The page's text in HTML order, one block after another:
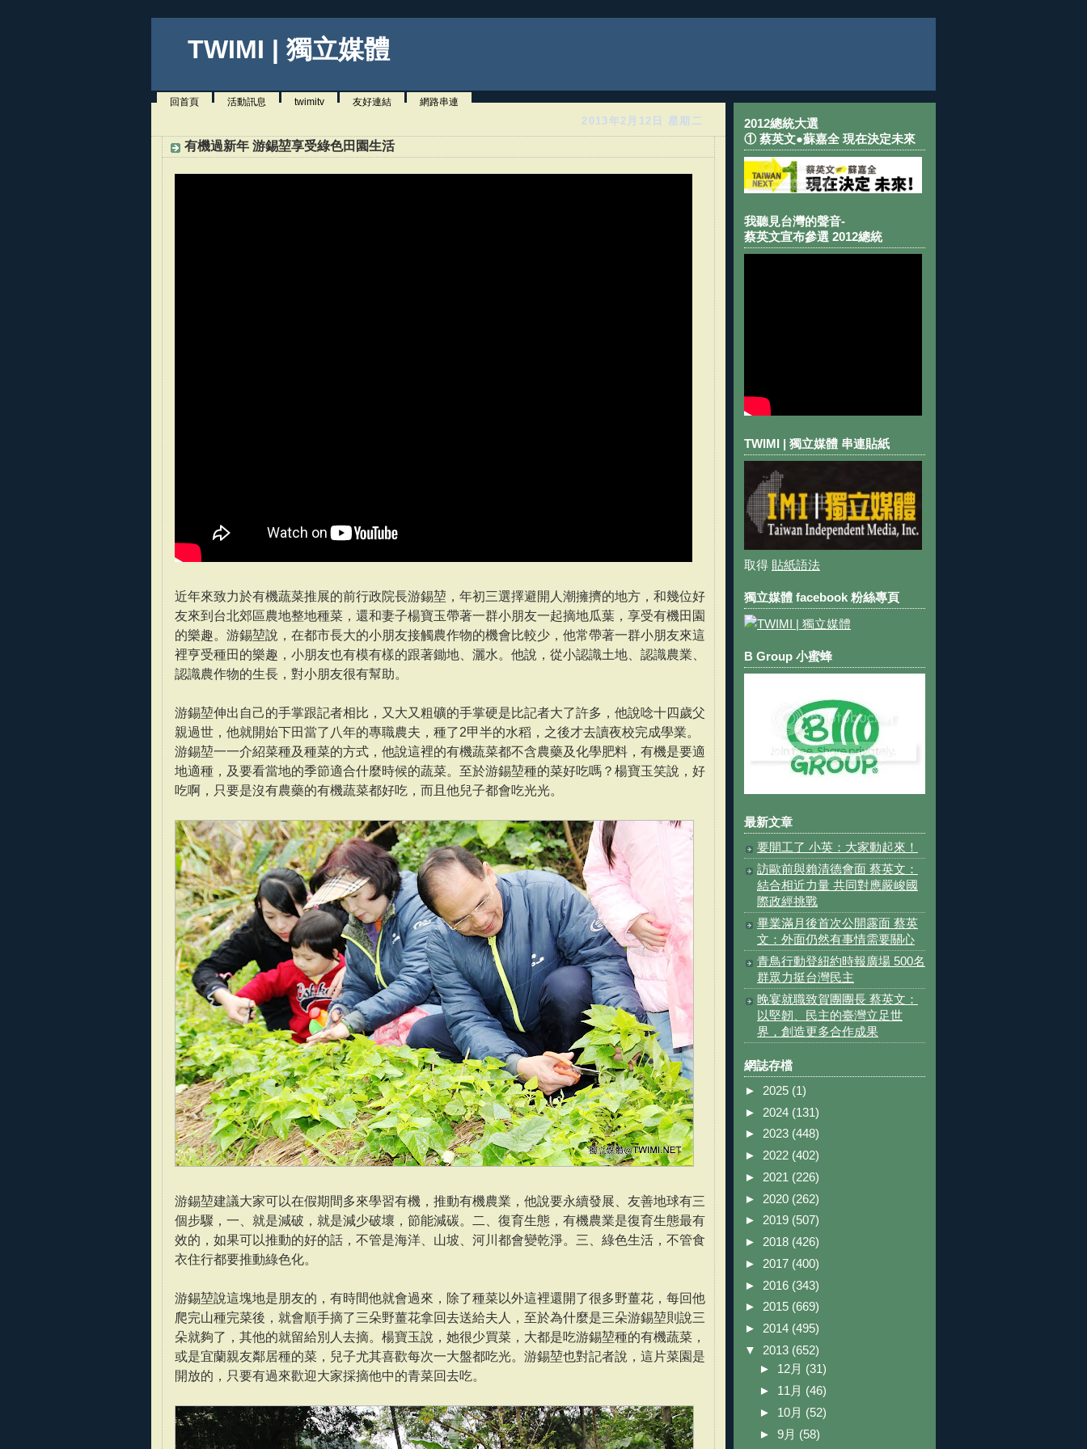
TWIMI | 獨立媒體
回首頁 活動訊息 twimitv 友好連結 網路串連
2013年2月12日 星期二
有機過新年 游錫堃享受綠色田園生活
近年來致力於有機蔬菜推展的前行政院長游錫堃，年初三選擇避開人潮擁擠的地方，和幾位好
友來到台北郊區農地整地種菜，還和妻子楊寶玉帶著一群小朋友一起摘地瓜葉，享受有機田園
的樂趣。游錫堃說，在都市長大的小朋友接觸農作物的機會比較少，他常帶著一群小朋友來這
裡亨受種田的樂趣，小朋友也有模有樣的跟著鋤地、灑水。他說，從小認識土地、認識農業、
認識農作物的生長，對小朋友很有幫助。
游錫堃伸出自己的手掌跟記者相比，又大又粗礦的手掌硬是比記者大了許多，他說唸十四歲父
親過世，他就開始下田當了八年的專職農夫，種了2甲半的水稻，之後才去讀夜校完成學業。
游錫堃一一介紹菜種及種菜的方式，他說這裡的有機蔬菜都不含農藥及化學肥料，有機是要適
地適種，及要看當地的季節適合什麼時候的蔬菜。至於游錫堃種的菜好吃嗎？楊寶玉笑說，好
吃啊，只要是沒有農藥的有機蔬菜都好吃，而且他兒子都會吃光光。
游錫堃建議大家可以在假期間多來學習有機，推動有機農業，他說要永續發展、友善地球有三
個步驟，一、就是減破，就是減少破壞，節能減碳。二、復育生態，有機農業是復育生態最有
效的，如果可以推動的好的話，不管是海洋、山坡、河川都會變乾淨。三、綠色生活，不管食
衣住行都要推動綠色化。
游錫堃說這塊地是朋友的，有時間他就會過來，除了種菜以外這裡還開了很多野薑花，每回他
爬完山種完菜後，就會順手摘了三朵野薑花拿回去送給夫人，至於為什麼是三朵游錫堃則說三
朵就夠了，其他的就留給別人去摘。楊寶玉說，她很少買菜，大都是吃游錫堃種的有機蔬菜，
或是宜蘭親友鄰居種的菜，兒子尤其喜歡每次一大盤都吃光。游錫堃也對記者說，這片菜園是
開放的，只要有過來歡迎大家採摘他中的青菜回去吃。
2012總統大選
① 蔡英文●蘇嘉全 現在決定未來
我聽見台灣的聲音-
蔡英文宣布參選 2012總統
TWIMI | 獨立媒體 串連貼紙
取得 貼紙語法
獨立媒體 facebook 粉絲專頁
B Group 小蜜蜂
最新文章
要開工了 小英：大家動起來！
訪歐前與賴清德會面 蔡英文：
結合相近力量 共同對應嚴峻國
際政經挑戰
畢業滿月後首次公開露面 蔡英
文：外面仍然有事情需要關心
青鳥行動登紐約時報廣場 500名
群眾力挺台灣民主
晚宴就職致賀團團長 蔡英文：
以堅韌、民主的臺灣立足世
界，創造更多合作成果
網誌存檔
► 2025 (1)
► 2024 (131)
► 2023 (448)
► 2022 (402)
► 2021 (226)
► 2020 (262)
► 2019 (507)
► 2018 (426)
► 2017 (400)
► 2016 (343)
► 2015 (669)
► 2014 (495)
▼ 2013 (652)
► 12月 (31)
► 11月 (46)
► 10月 (52)
► 9月 (58)